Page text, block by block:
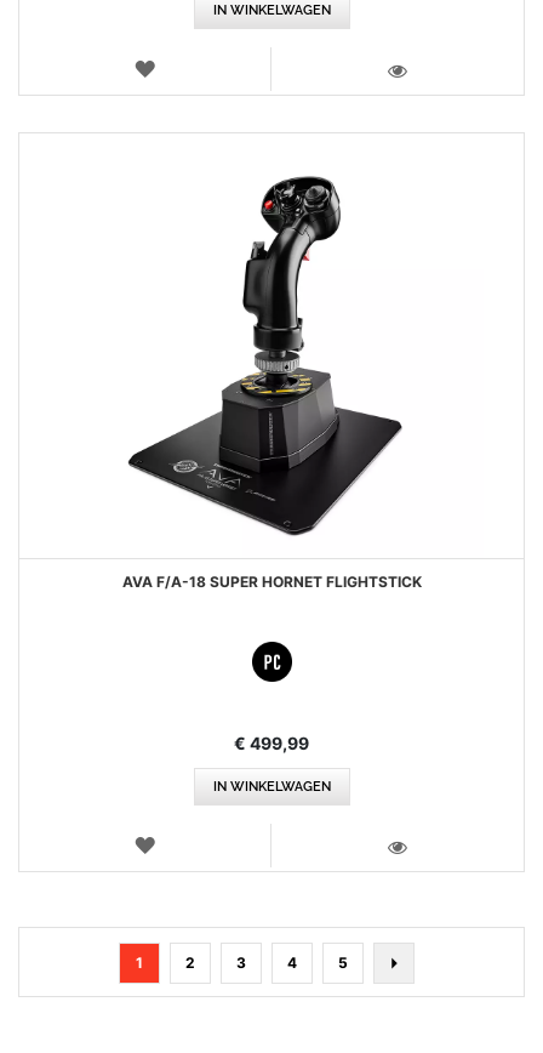
IN WINKELWAGEN
VERLANGLIJST
AVA F/A-18 SUPER HORNET FLIGHTSTICK
€ 499,99
IN WINKELWAGEN
VERLANGLIJST
Pagina
U
lees
1 Pagina
2 Pagina
3 Pagina
4 Pagina
5